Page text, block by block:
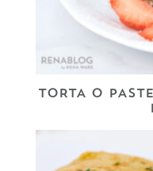
TORTA O